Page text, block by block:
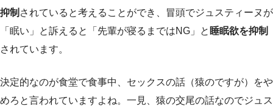
抑制 されていると考えることができ、冒頭でジュスティーヌが
「眠い」と訴えると「先輩が寝るまではNG」と 睡眠欲を抑制
されています。
決定的なのが食堂で食事中、セックスの話（猿のですが）をや
めろと言われていますよね。一見、猿の交尾の話なのでジュス